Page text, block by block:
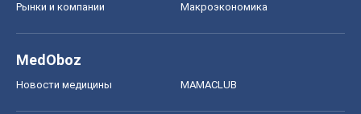
Рынки и компании Mакроэкономика
MedOboz
Новости медицины MAMACLUB